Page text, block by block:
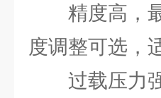
精度高，最
度调整可选，
过载压力强